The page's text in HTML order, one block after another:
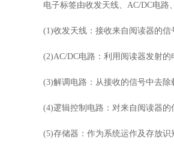
电子标签由收发天线、 AC/DC电路
(1)收发天线：接收来自阅读器的信
(2)AC/DC电路：利用阅读器发射的
(3)解调电路：从接收的信号中去除
(4)逻辑控制电路：对来自阅读器的
(5)存储器：作为系统运作及存放识